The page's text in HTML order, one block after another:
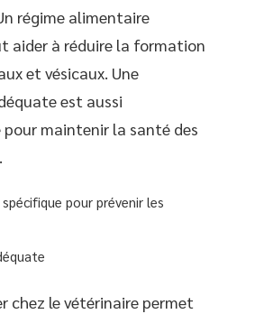
régime alimentaire
aider à réduire la formation
et vésicaux. Une
est aussi
maintenir la santé des
spécifique pour prévenir les
chez le vétérinaire permet